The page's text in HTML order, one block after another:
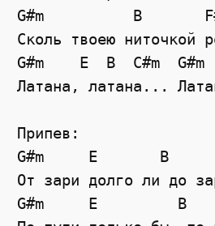
G#m          B
Сколь твоею ниточкой
G#m    E  B  C#m
Латана, латана...
Припев:
G#m     E       B
От зари долго ли до
G#m     E         B